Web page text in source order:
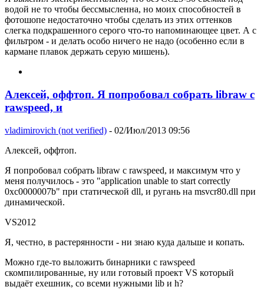
водой не то чтобы бессмысленна, но моих способностей в
фотошопе недостаточно чтобы сделать из этих оттенков
слегка подкрашенного серого что-то напоминающее цвет. А с
фильтром - и делать особо ничего не надо (особенно если в
кармане плавок держать серую мишень).
Алексей, оффтоп. Я попробовал собрать libraw с
rawspeed, и
vladimirovich (not verified) - 02/Июл/2013 09:56
Алексей, оффтоп.
Я попробовал собрать libraw с rawspeed, и максимум что у
меня получилось - это "application unable to start correctly
0xc0000007b" при статической dll, и ругань на msvcr80.dll при
динамической.
VS2012
Я, честно, в растерянности - ни знаю куда дальше и копать.
Можно где-то выложить бинарники с rawspeed
скомпилированные, ну или готовый проект VS который
выдаёт exeшник, со всеми нужными lib и h?